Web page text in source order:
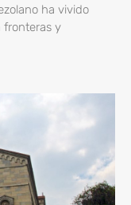
ha vivido
fronteras y